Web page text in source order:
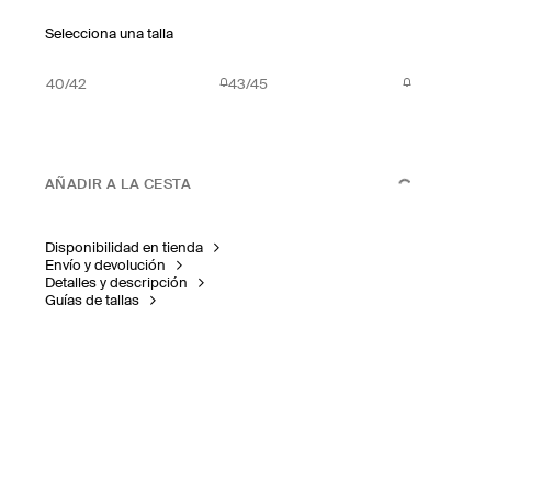
Selecciona una talla
40/42 43/45
AÑADIR A LA CESTA
Disponibilidad en tienda
Envío y devolución
Detalles y descripción
Guías de tallas